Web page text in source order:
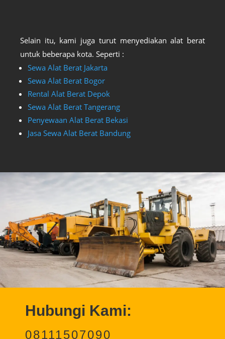
Selain itu, kami juga turut menyediakan alat berat
untuk beberapa kota. Seperti :
Sewa Alat Berat Jakarta
Sewa Alat Berat Bogor
Rental Alat Berat Depok
Sewa Alat Berat Tangerang
Penyewaan Alat Berat Bekasi
Jasa Sewa Alat Berat Bandung
Hubungi Kami:
08111507090